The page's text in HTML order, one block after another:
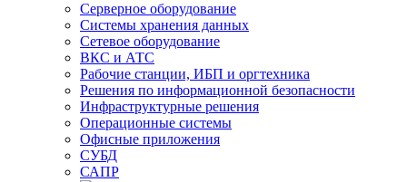
Серверное оборудование
Системы хранения данных
Сетевое оборудование
ВКС и АТС
Рабочие станции, ИБП и оргтехника
Решения по информационной безопасности
Инфраструктурные решения
Операционные системы
Офисные приложения
СУБД
САПР